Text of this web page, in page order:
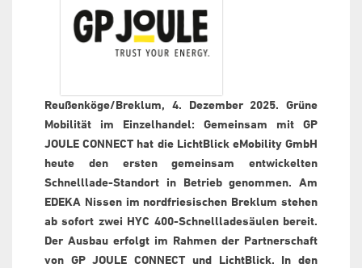
Reußenköge/Breklum, 4. Dezember 2025. Grüne
Mobilität im Einzelhandel: Gemeinsam mit GP
JOULE CONNECT hat die LichtBlick eMobility GmbH
heute den ersten gemeinsam entwickelten
Schnelllade-Standort in Betrieb genommen. Am
EDEKA Nissen im nordfriesischen Breklum stehen
ab sofort zwei HYC 400-Schnellladesäulen bereit.
Der Ausbau erfolgt im Rahmen der Partnerschaft
von GP JOULE CONNECT und LichtBlick. In den